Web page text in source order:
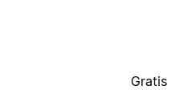
Gratis